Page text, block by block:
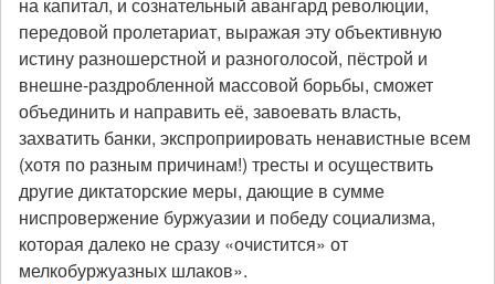
передовой пролетариат, выражая эту объективную
истину разношерстной и разноголосой, пёстрой и
внешне-раздробленной массовой борьбы, сможет
объединить и направить её, завоевать власть,
захватить банки, экспроприировать ненавистные всем
(хотя по разным причинам!) тресты и осуществить
другие диктаторские меры, дающие в сумме
ниспровержение буржуазии и победу социализма,
которая далеко не сразу «очистится» от
мелкобуржуазных шлаков».